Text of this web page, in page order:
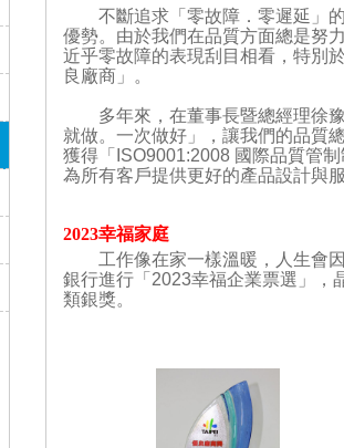
不斷追求「零故障．零遲延」的
優勢。由於我們在品質方面總是努
近乎零故障的表現刮目相看，特別
良廠商」。
多年來，在董事長暨總經理徐豫
就做。一次做好」，讓我們的品質
獲得「ISO9001:2008 國際品質管
為所有客戶提供更好的產品設計與服
2023幸福家庭
工作像在家一樣溫暖 ， 人生會
銀行進行「2023幸福企業票選」
，
類銀獎。